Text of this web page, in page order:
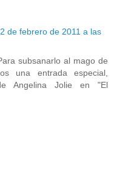
de febrero de 2011 a las
subsanarlo al mago de
una entrada especial,
Angelina Jolie en "El